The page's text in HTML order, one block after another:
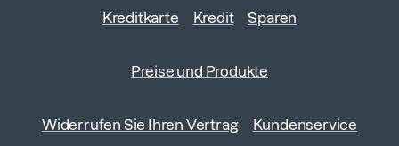
Kreditkarte Kredit Sparen
Preise und Produkte
Widerrufen Sie Ihren Vertrag Kundenservice